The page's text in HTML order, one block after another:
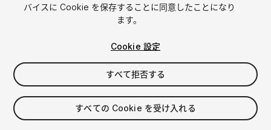
$11
消費税は決済時に計算されます
バイスに Cookie を保存することに同意したことになり
ます。
Cookie 設定
すべて拒否する
すべての Cookie を受け入れる